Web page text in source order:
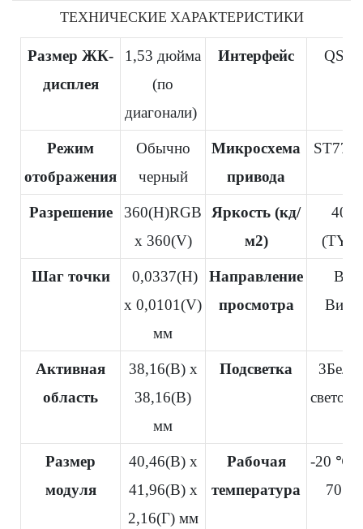
ТЕХНИЧЕСКИЕ ХАРАКТЕРИСТИКИ
Размер ЖК-
дисплея
1,53 дюйма
(по
диагонали)
Интерфейс QSPI
Режим
отображения
Обычно
черный
Микросхема
привода
Разрешение
360(H)RGB
x 360(V)
Яркость (кд/
м2)
400
Шаг точки
0,0337(H)
x 0,0101(V)
мм
Направление
просмотра
Все
Виды
Активная
область
38,16(В) x
38,16(В)
мм
Подсветка
Размер
модуля
40,46(В) x
41,96(В) x
2,16(Г) мм
Рабочая
температура
-20 ℃
70